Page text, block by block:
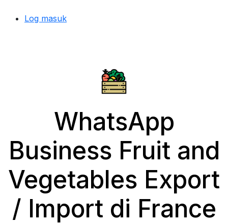
Log masuk
WhatsApp
Business Fruit and
Vegetables Export
/ Import di France